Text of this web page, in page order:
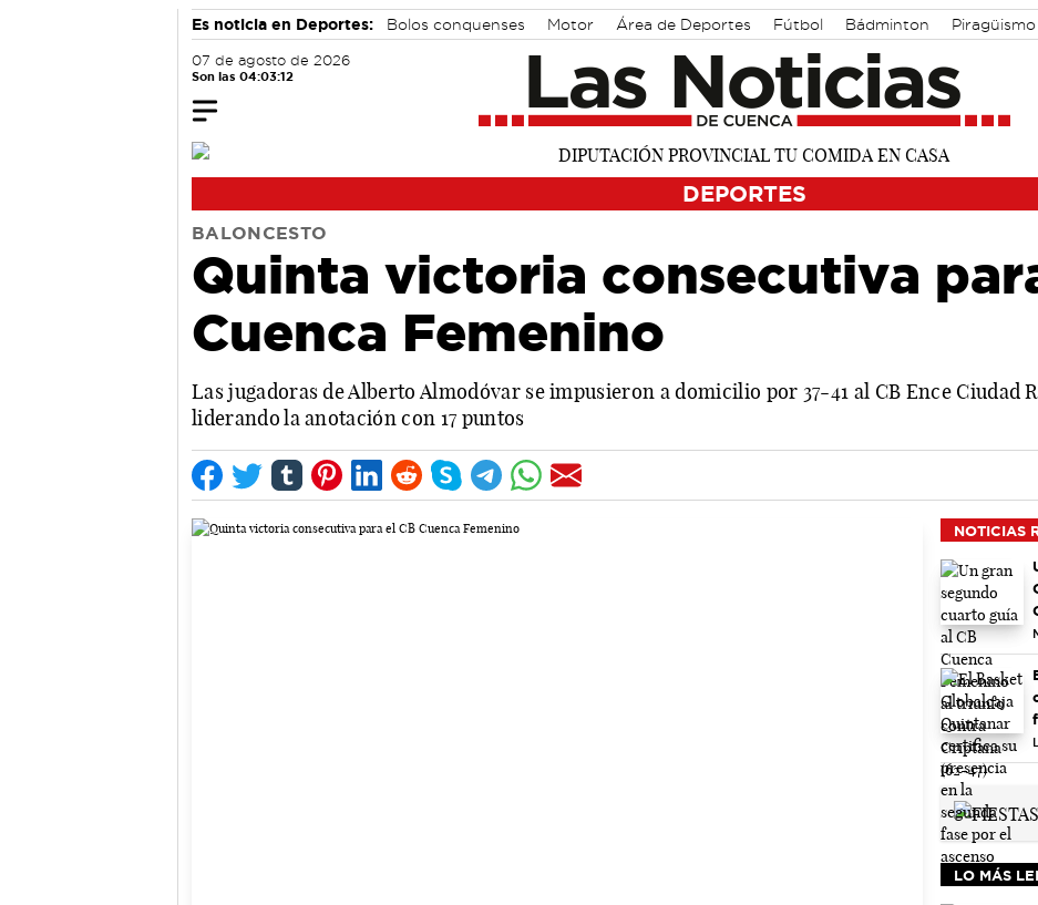
Es noticia en Deportes: Bolos conquenses Motor Área de Deportes Fútbol Bádminton Piragüismo
07 de agosto de 2026
Son las 04:03:13
DEPORTES
BALONCESTO
Quinta victoria consecutiva
Cuenca Femenino
Las jugadoras de Alberto Almodóvar se impusieron a domicilio por 37-41 al CB Ence Ciudad
liderando la anotación con 17 puntos
NOTICIAS
LO MÁS